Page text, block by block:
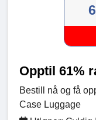
Opptil 61%
Bestill nå og få
Case Luggage